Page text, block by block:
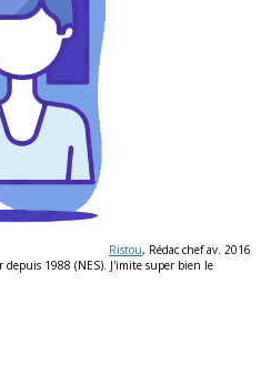
Ristou, Rédac chef av. 2016
depuis 1988 (NES). J'imite super bien le